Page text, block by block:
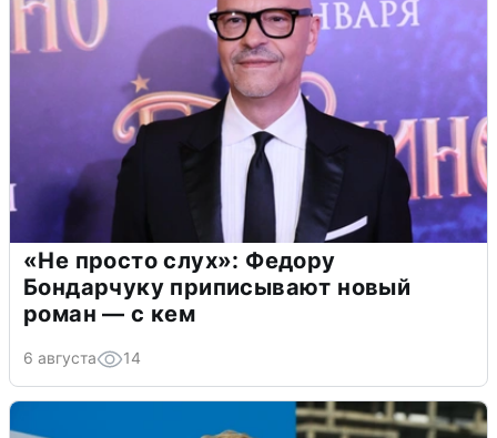
«Не просто слух»: Федору
Бондарчуку приписывают новый
роман — с кем
6 августа 14